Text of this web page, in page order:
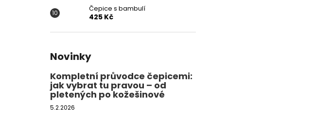
Čepice s bambulí
425 Kč
Novinky
Kompletní průvodce čepicemi:
jak vybrat tu pravou – od
pletených po kožešinové
5.2.2026